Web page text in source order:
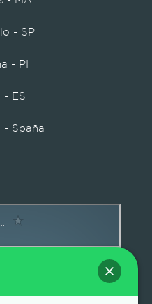
- SP
- PI
- ES
- Spaña